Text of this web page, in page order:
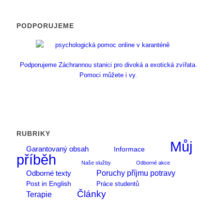
PODPORUJEME
Podporujeme Záchrannou stanici pro divoká a exotická zvířata.
Pomoci můžete i vy.
RUBRIKY
Garantovaný obsah
Informace
Můj
příběh
Naše služby Odborné akce
Odborné texty Poruchy příjmu potravy
Post in English Práce studentů
Terapie Články